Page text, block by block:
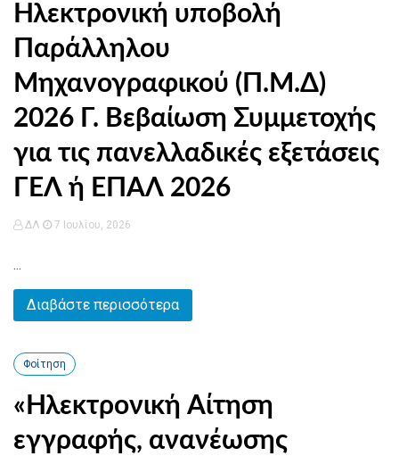
Ηλεκτρονική υποβολή
Παράλληλου
Μηχανογραφικού (Π.Μ.Δ)
2026 Γ. Βεβαίωση Συμμετοχής
για τις πανελλαδικές εξετάσεις
ΓΕΛ ή ΕΠΑΛ 2026
ΔΛ 7 Ιουλίου, 2026
...
Διαβάστε περισσότερα
Φοίτηση
«Ηλεκτρονική Αίτηση
εγγραφής, ανανέωσης